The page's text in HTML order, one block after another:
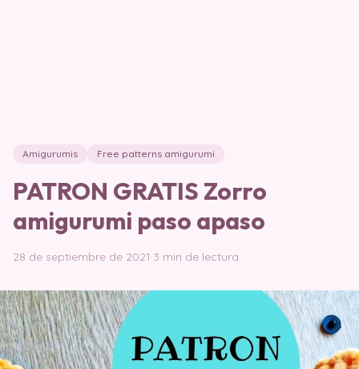
Amigurumis Free patterns amigurumi
PATRON GRATIS Zorro
amigurumi paso apaso
28 de septiembre de 2021·3 min de lectura